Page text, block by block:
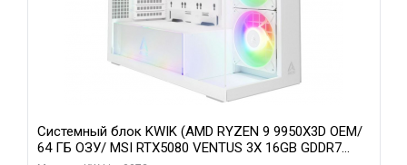
Системный блок KWIK (AMD RYZEN 9 9950X3D OEM/
64 ГБ ОЗУ/ MSI RTX5080 VENTUS 3X 16GB GDDR7